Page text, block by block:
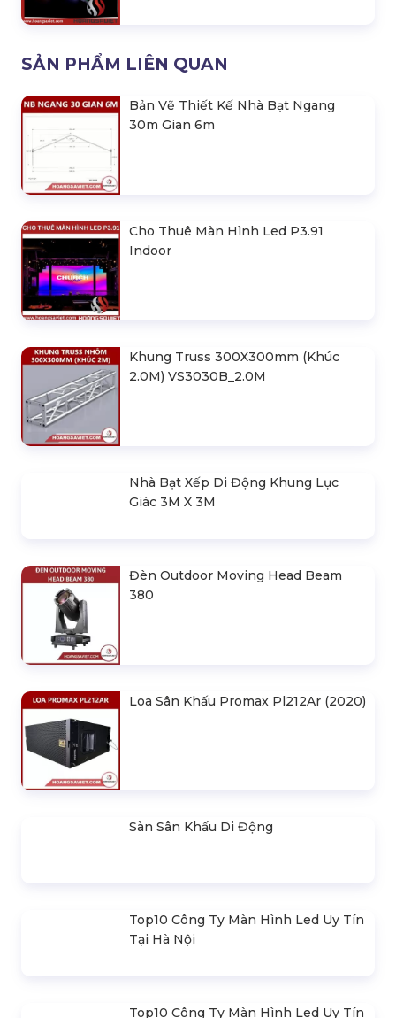
SẢN PHẨM LIÊN QUAN
Bản Vẽ Thiết Kế Nhà Bạt Ngang
30m Gian 6m
Cho Thuê Màn Hình Led P3.91
Indoor
Khung Truss 300X300mm (Khúc
2.0M) VS3030B_2.0M
Nhà Bạt Xếp Di Động Khung Lục
Giác 3M X 3M
Tại Hà Nội